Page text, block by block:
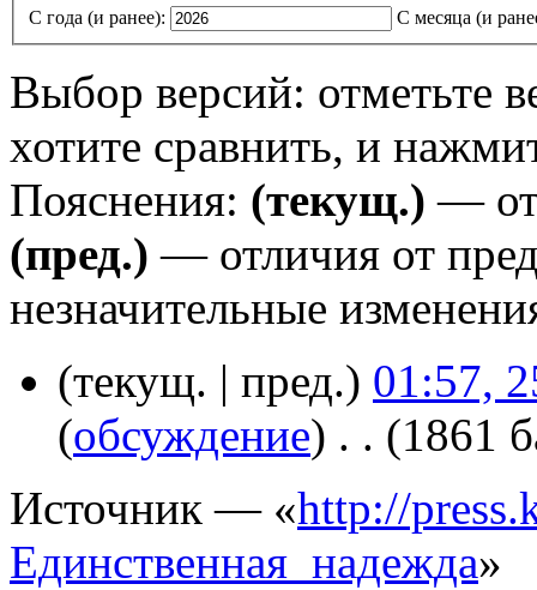
С года (и ранее):
С месяца (и
Выбор версий: отметьте
хотите сравнить, и
Пояснения: (текущ.) —
(пред.) — отличия от
незначительные
(текущ. | пред.) 01:57,
(обсуждение) . . (1861
Источник — «http://
Единственная_надежда»